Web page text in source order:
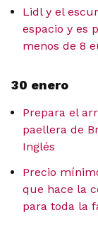
Lidl y el
espacio y es
menos de 8
30 enero
Prepara el
paellera de
Inglés
Precio
que hace la
para toda la